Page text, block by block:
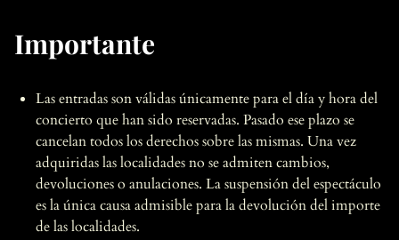
Importante
Las entradas son válidas únicamente para el día y hora del
concierto que han sido reservadas. Pasado ese plazo se
cancelan todos los derechos sobre las mismas. Una vez
adquiridas las localidades no se admiten cambios,
devoluciones o anulaciones. La suspensión del espectáculo
es la única causa admisible para la devolución del importe
de las localidades.